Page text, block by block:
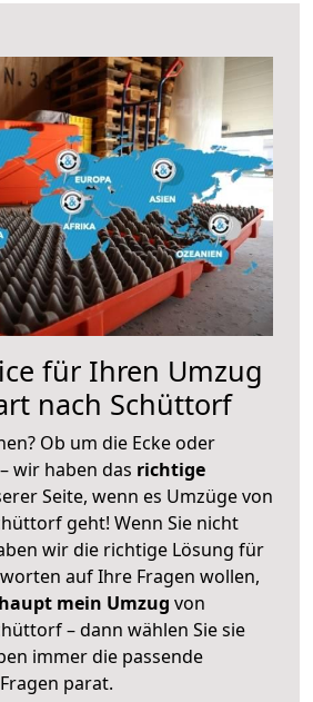
für Ihren Umzug
nach Schüttorf
Ob um die Ecke oder
wir haben das richtige
Seite, wenn es Umzüge von
geht! Wenn Sie nicht
wir die richtige Lösung für
auf Ihre Fragen wollen,
mein Umzug von
– dann wählen Sie sie
immer die passende
parat.